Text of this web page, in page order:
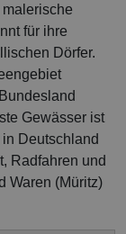
für ihre
Dörfer.
Gewässer ist
Deutschland
Radfahren und
Waren (Müritz)